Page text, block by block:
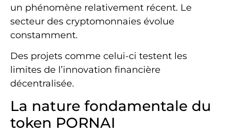
un phénomène relativement récent. Le
secteur des cryptomonnaies évolue
constamment.
Des projets comme celui-ci testent les
limites de l’innovation financière
décentralisée.
La nature fondamentale du
token PORNAI